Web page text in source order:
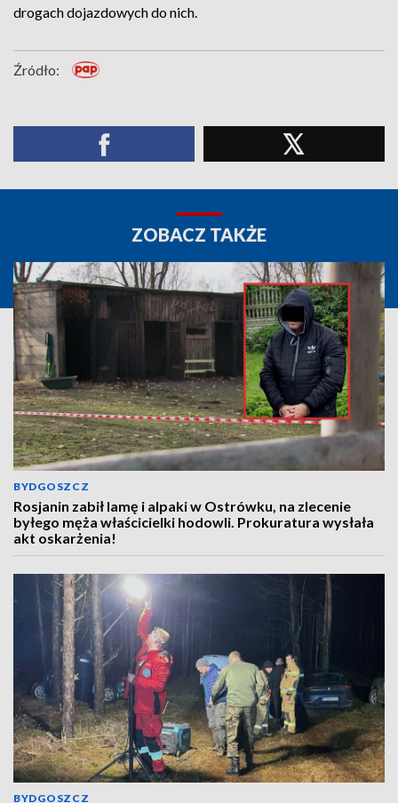
drogach dojazdowych do nich.
Źródło:
ZOBACZ TAKŻE
BYDGOSZCZ
Rosjanin zabił lamę i alpaki w Ostrówku, na zlecenie
byłego męża właścicielki hodowli. Prokuratura wysłała
akt oskarżenia!
BYDGOSZCZ